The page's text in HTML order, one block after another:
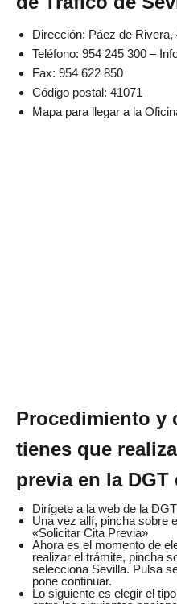
Dirección: Páez de Rivera,
Teléfono: 954 245 300 –
Fax: 954 622 850
Código postal: 41071
Mapa para llegar a la
Procedimiento y
tienes que
previa en la DGT
Dirígete a la web de la
Una vez allí, pincha sobre
«Solicitar Cita Previa»
Ahora es el momento de
realizar el trámite, pincha
selecciona Sevilla. Pulsa
pone continuar.
Lo siguiente es elegir el